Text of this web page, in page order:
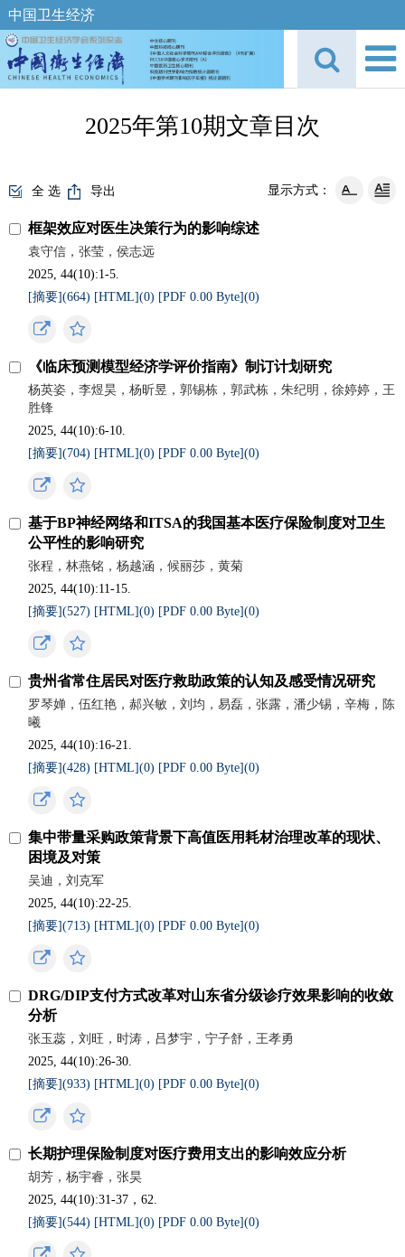
中国卫生经济
2025年第10期文章目次
全 选 导出 显示方式：
框架效应对医生决策行为的影响综述
袁守信，张莹，侯志远
2025, 44(10):1-5.
[摘要](664) [HTML](0) [PDF 0.00 Byte](0)
《临床预测模型经济学评价指南》制订计划研究
杨英姿，李煜昊，杨昕昱，郭锡栋，郭武栋，朱纪明，徐婷婷，王
胜锋
2025, 44(10):6-10.
[摘要](704) [HTML](0) [PDF 0.00 Byte](0)
基于BP神经网络和ITSA的我国基本医疗保险制度对卫生
公平性的影响研究
张程，林燕铭，杨越涵，候丽莎，黄菊
2025, 44(10):11-15.
[摘要](527) [HTML](0) [PDF 0.00 Byte](0)
贵州省常住居民对医疗救助政策的认知及感受情况研究
罗琴婵，伍红艳，郝兴敏，刘均，易磊，张露，潘少锡，辛梅，陈
曦
2025, 44(10):16-21.
[摘要](428) [HTML](0) [PDF 0.00 Byte](0)
集中带量采购政策背景下高值医用耗材治理改革的现状、
困境及对策
吴迪，刘克军
2025, 44(10):22-25.
[摘要](713) [HTML](0) [PDF 0.00 Byte](0)
DRG/DIP支付方式改革对山东省分级诊疗效果影响的收敛
分析
张玉蕊，刘旺，时涛，吕梦宇，宁子舒，王孝勇
2025, 44(10):26-30.
[摘要](933) [HTML](0) [PDF 0.00 Byte](0)
长期护理保险制度对医疗费用支出的影响效应分析
胡芳，杨宇睿，张昊
2025, 44(10):31-37，62.
[摘要](544) [HTML](0) [PDF 0.00 Byte](0)